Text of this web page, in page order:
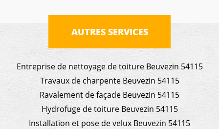
AUTRES SERVICES
Entreprise de nettoyage de toiture Beuvezin 54115
Travaux de charpente Beuvezin 54115
Ravalement de façade Beuvezin 54115
Hydrofuge de toiture Beuvezin 54115
Installation et pose de velux Beuvezin 54115